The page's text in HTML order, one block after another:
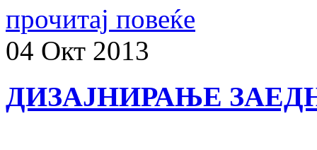
прочитај повеќе
04 Окт 2013
ДИЗАЈНИРАЊЕ